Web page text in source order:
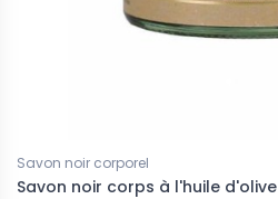
Savon noir corporel
Savon noir corps à l'huile d'olive